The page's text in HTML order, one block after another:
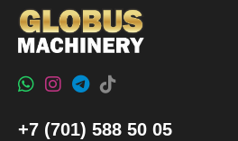
+7 (701) 588 50 05